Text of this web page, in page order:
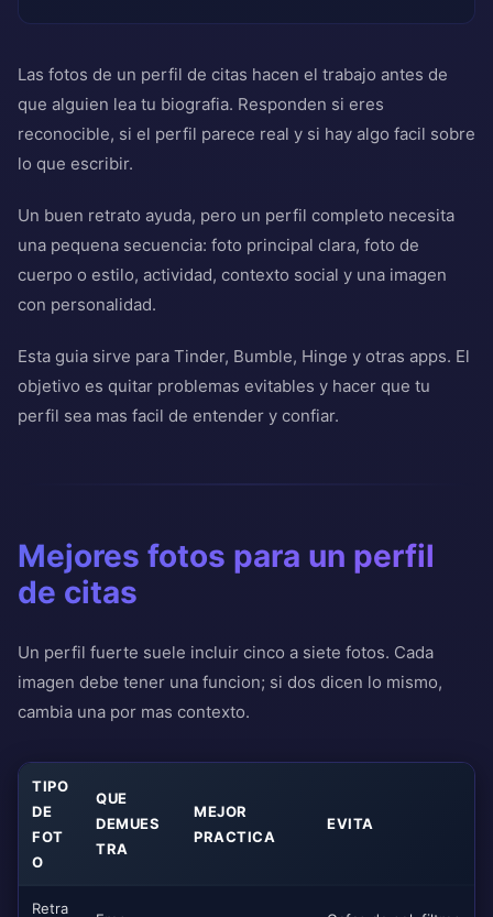
Las fotos de un perfil de citas hacen el trabajo antes de
que alguien lea tu biografia. Responden si eres
reconocible, si el perfil parece real y si hay algo facil sobre
lo que escribir.
Un buen retrato ayuda, pero un perfil completo necesita
una pequena secuencia: foto principal clara, foto de
cuerpo o estilo, actividad, contexto social y una imagen
con personalidad.
Esta guia sirve para Tinder, Bumble, Hinge y otras apps. El
objetivo es quitar problemas evitables y hacer que tu
perfil sea mas facil de entender y confiar.
Mejores fotos para un perfil
de citas
Un perfil fuerte suele incluir cinco a siete fotos. Cada
imagen debe tener una funcion; si dos dicen lo mismo,
cambia una por mas contexto.
TIPO
DE
FOT
O
QUE
DEMUES
TRA
MEJOR
PRACTICA
EVITA
Retra